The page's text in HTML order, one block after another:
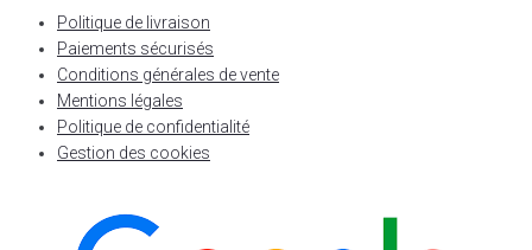
Politique de livraison
Paiements sécurisés
Conditions générales de vente
Mentions légales
Politique de confidentialité
Gestion des cookies